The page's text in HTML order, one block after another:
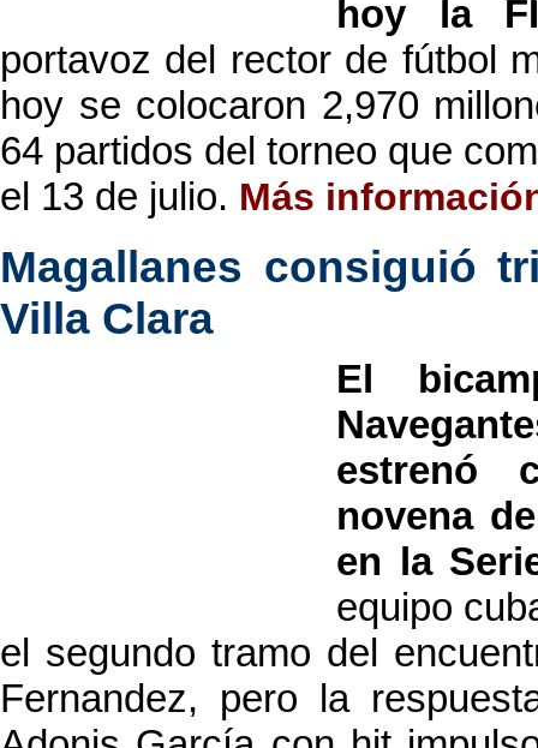
hoy la
portavoz del rector de fútbol
hoy se colocaron 2,970
64 partidos del torneo que
el 13 de julio. Más
Magallanes consiguió
Villa Clara
El
estrenó
novena
en la
equipo
el segundo tramo del
Fernandez, pero la